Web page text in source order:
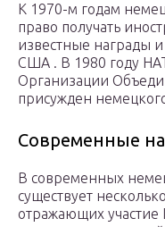
К 1970-м годам
право получать
известные награды
США . В 1980 году
Организации
присужден
Современные
В современных
существует
отражающих